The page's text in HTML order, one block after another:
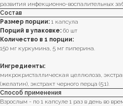
развития инфекционно-воспалительных
Состав
Размер порции: 1 капсула
Порций в упаковке: 60 шт
Количество в 1 порции:
150 мг куркумина, 5 мг пиперина.
Ингредиенты:
микрокристаллическая целлюлоза,
(желатин), экстракт черного перца (5:1).
Способ применения
Взрослым - по 1 капсуле 1 раз в день во